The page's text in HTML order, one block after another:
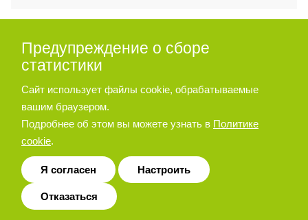
Принадлежности для пневмоцилиндра
серии A27, A28
Опора угловая
Предупреждение о сборе
статистики
Сайт использует файлы cookie, обрабатываемые
вашим браузером.
Подробнее об этом вы можете узнать в Политике
cookie.
Я согласен Настроить
Отказаться